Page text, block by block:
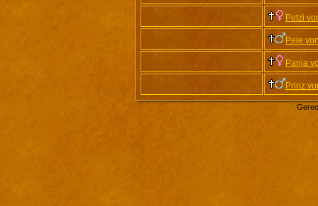
Petzi
Pele
Panja
Prinz